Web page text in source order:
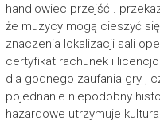
handlowiec przejść .
że muzycy mogą cieszyć
znaczenia lokalizacji sali
certyfikat rachunek i
dla godnego zaufania gry ,
pojednanie niepodobny
hazardowe utrzymuje